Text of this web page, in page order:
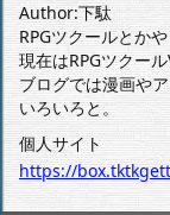
Author:下駄
RPGツクールとかや
現在はRPGツクール
ブログでは漫画や
いろいろと。
個人サイト
https://